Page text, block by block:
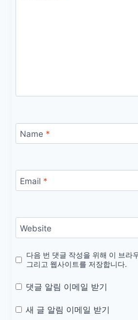
Name *
Email *
Website
다음 번 댓글 작성을 위해 이 브라
그리고 웹사이트를 저장합니다.
댓글 알림 이메일 받기
새 글 알림 이메일 받기